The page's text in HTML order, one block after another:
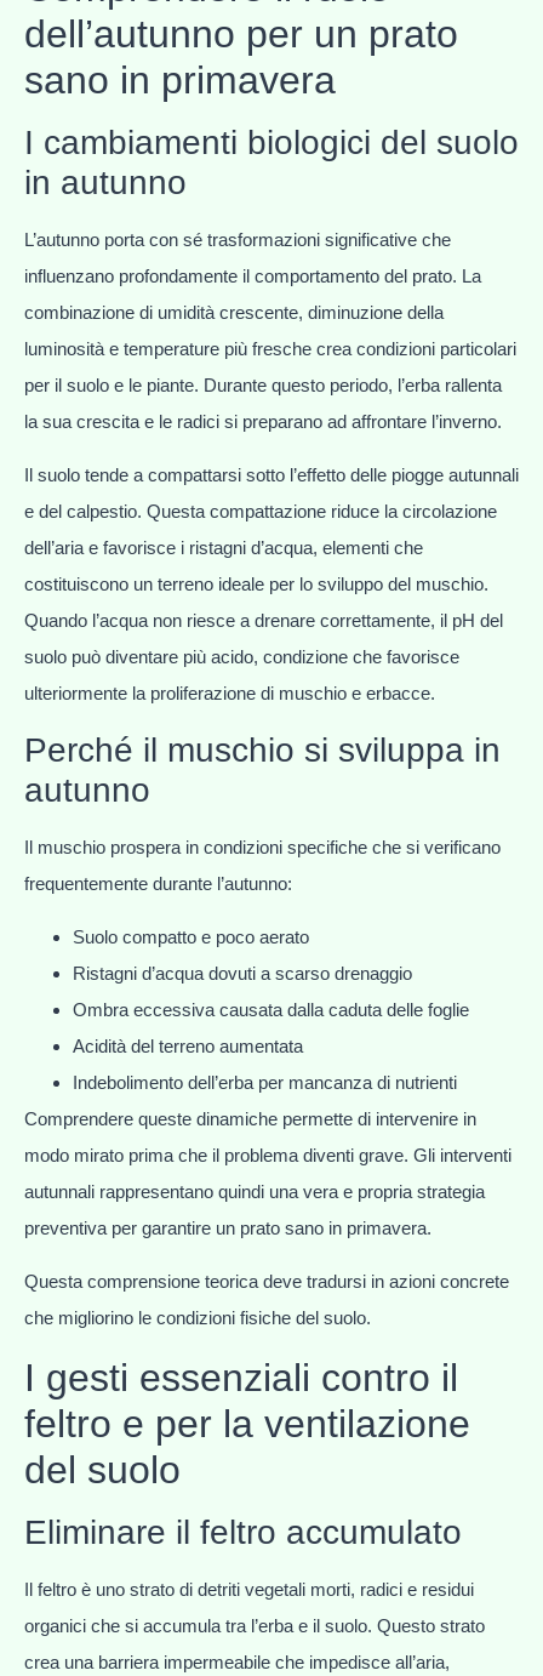
dell’autunno per un prato
sano in primavera
I cambiamenti biologici del suolo
in autunno
L’autunno porta con sé trasformazioni significative che
influenzano profondamente il comportamento del prato. La
combinazione di umidità crescente, diminuzione della
luminosità e temperature più fresche crea condizioni particolari
per il suolo e le piante. Durante questo periodo, l’erba rallenta
la sua crescita e le radici si preparano ad affrontare l’inverno.
Il suolo tende a compattarsi sotto l’effetto delle piogge autunnali
e del calpestio. Questa compattazione riduce la circolazione
dell’aria e favorisce i ristagni d’acqua, elementi che
costituiscono un terreno ideale per lo sviluppo del muschio.
Quando l’acqua non riesce a drenare correttamente, il pH del
suolo può diventare più acido, condizione che favorisce
ulteriormente la proliferazione di muschio e erbacce.
Perché il muschio si sviluppa in
autunno
Il muschio prospera in condizioni specifiche che si verificano
frequentemente durante l’autunno:
Suolo compatto e poco aerato
Ristagni d’acqua dovuti a scarso drenaggio
Ombra eccessiva causata dalla caduta delle foglie
Acidità del terreno aumentata
Indebolimento dell’erba per mancanza di nutrienti
Comprendere queste dinamiche permette di intervenire in
modo mirato prima che il problema diventi grave. Gli interventi
autunnali rappresentano quindi una vera e propria strategia
preventiva per garantire un prato sano in primavera.
Questa comprensione teorica deve tradursi in azioni concrete
che migliorino le condizioni fisiche del suolo.
I gesti essenziali contro il
feltro e per la ventilazione
del suolo
Eliminare il feltro accumulato
Il feltro è uno strato di detriti vegetali morti, radici e residui
organici che si accumula tra l’erba e il suolo. Questo strato
crea una barriera impermeabile che impedisce all’aria,